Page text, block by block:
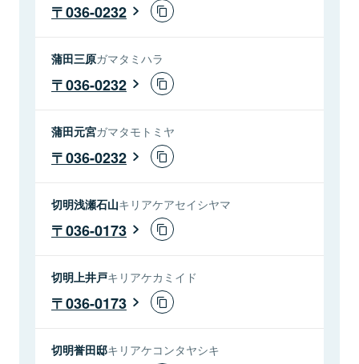
036-0232
蒲田三原ガマタミハラ
036-0232
蒲田元宮ガマタモトミヤ
036-0232
切明浅瀬石山キリアケアセイシヤマ
036-0173
切明上井戸キリアケカミイド
036-0173
切明誉田邸キリアケコンタヤシキ